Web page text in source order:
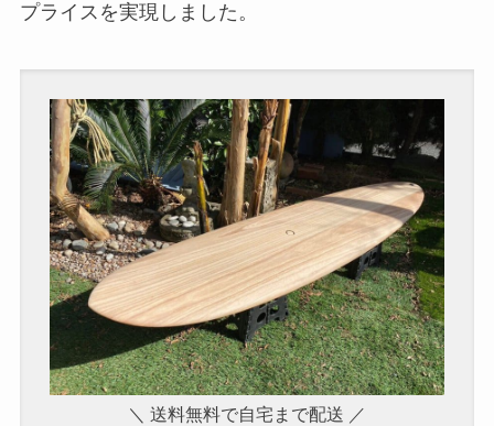
プライスを実現しました。
＼ 送料無料で自宅まで配送 ／